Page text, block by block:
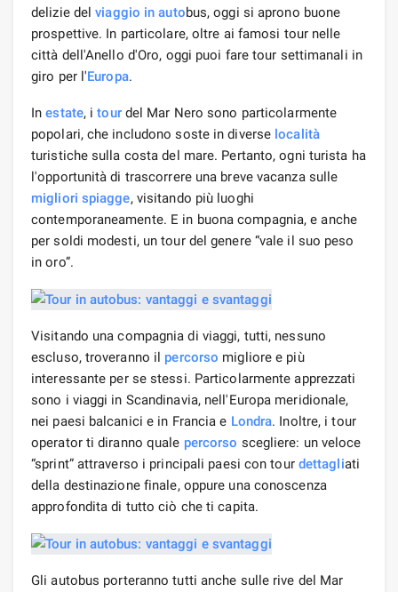
delizie delviaggio in autobus, oggi si aprono buone
prospettive. In particolare, oltre ai famosi tour nelle
città dell'Anello d'Oro, oggi puoi fare tour settimanali in
giro per l'Europa.
Inestate, itourdel Mar Nero sono particolarmente
popolari, che includono soste in diverse località
turistiche sulla costa del mare. Pertanto, ogni turista ha
l'opportunità di trascorrere una breve vacanza sulle
migliori spiagge, visitando più luoghi
contemporaneamente. E in buona compagnia, e anche
per soldi modesti, un tour del genere “vale il suo peso
in oro”.
Visitando una compagnia di viaggi, tutti, nessuno
escluso, troveranno il percorso migliore e più
interessante per se stessi. Particolarmente apprezzati
sono i viaggi in Scandinavia, nell'Europa meridionale,
nei paesi balcanici e in Francia e Londra. Inoltre, i tour
operator ti diranno quale percorso scegliere: un veloce
“sprint” attraverso i principali paesi con tour dettagliati
della destinazione finale, oppure una conoscenza
approfondita di tutto ciò che ti capita.
Gli autobus porteranno tutti anche sulle rive del Mar